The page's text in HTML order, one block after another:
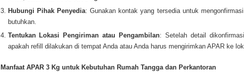
Hubungi Pihak Penyedia: Gunakan kontak yang tersedia untuk
butuhkan.
Tentukan Lokasi Pengiriman atau Pengambilan: Setelah detail
apakah refill dilakukan di tempat Anda atau Anda harus mengirimkan APAR ke
Manfaat APAR 3 Kg untuk Kebutuhan Rumah Tangga dan Perkantoran